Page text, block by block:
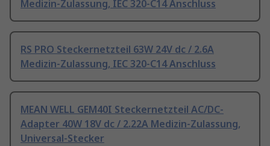
Medizin-Zulassung, IEC 320-C14 Anschluss
RS PRO Steckernetzteil 63W 24V dc / 2.6A
Medizin-Zulassung, IEC 320-C14 Anschluss
MEAN WELL GEM40I Steckernetzteil AC/DC-
Adapter 40W 18V dc / 2.22A Medizin-Zulassung,
Universal-Stecker